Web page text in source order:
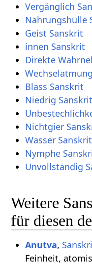
Vergänglich
Nahrungshülle
Geist Sanskrit
innen Sanskrit
Direkte
Blass Sanskrit
Niedrig Sanskrit
Nichtgier
Wasser Sanskrit
Nymphe
Unvollständig
Weitere
für diesen
Anutva,
Feinheit,